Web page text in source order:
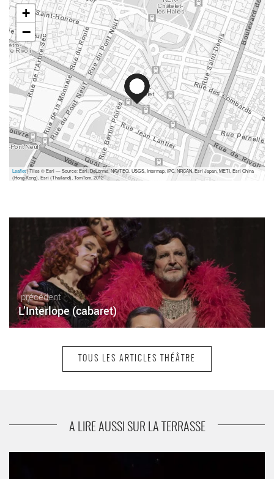
+
−
Leaflet| Tiles © Esri — Source: Esri, DeLorme, NAVTEQ, USGS, Intermap, iPC, NRCAN, Esri Japan, METI, Esri China
(Hong Kong), Esri (Thailand), TomTom, 2012
précédent
L’Interlope (cabaret)
TOUS LES ARTICLES THÉÂTRE
A LIRE AUSSI SUR LA TERRASSE
Timon/Titus - Critique sortie Théâtre Montigny-le-Bretonneux